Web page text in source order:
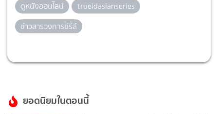
ดูหนังออนไลน์
trueidasianseries
ข่าวสารวงการซีรีส์
ยอดนิยมในตอนนี้